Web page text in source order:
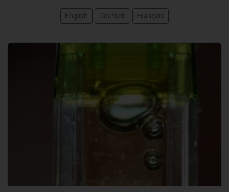
English Deutsch Français